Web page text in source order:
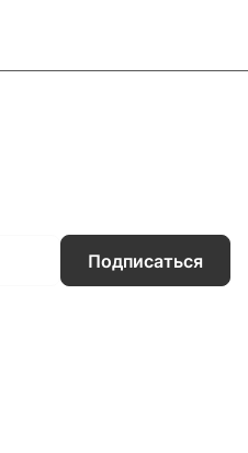
Подписаться